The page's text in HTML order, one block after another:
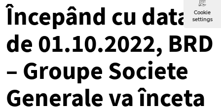
Cookie
settings
Începând cu data
de 01.10.2022, BRD
– Groupe Societe
Generale va înceta